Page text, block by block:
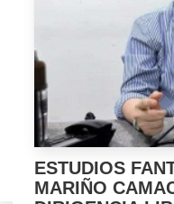
ESTUDIOS
MARIÑO